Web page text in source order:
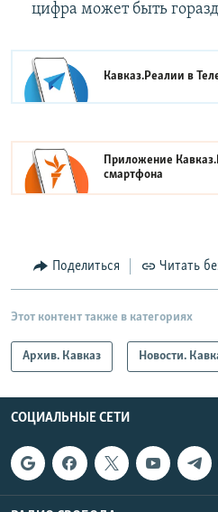
цифра может быть
Кавказ.Реалии в
Приложение
смартфона
Поделиться Читать
Этот контент также в категориях
Архив. Кавказ Новости.
СОЦИАЛЬНЫЕ СЕТИ